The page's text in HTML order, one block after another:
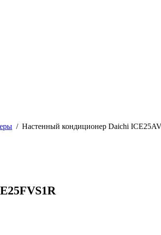
/ Настенный кондиционер Daichi